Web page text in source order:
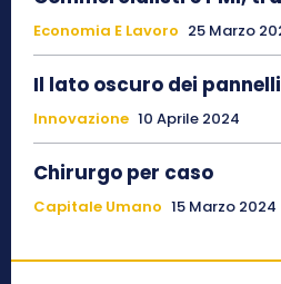
Economia E Lavoro 25 Marzo
Il lato oscuro dei
Innovazione 10 Aprile 2024
Chirurgo per caso
Capitale Umano 15 Marzo 2024